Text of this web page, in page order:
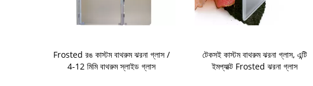
Frosted রঙ কাস্টম বাথরুম ঝরনা গ্লাস /
4-12 মিমি বাথরুম স্লাইড গ্লাস
টেকসই কাস্টম বাথরুম ঝরনা গ্লাস, এন্টি
ইমপ্যাক্ট Frosted ঝরনা গ্লাস